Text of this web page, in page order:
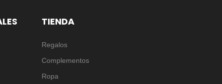
TIENDA
Regalos
Complementos
Ropa